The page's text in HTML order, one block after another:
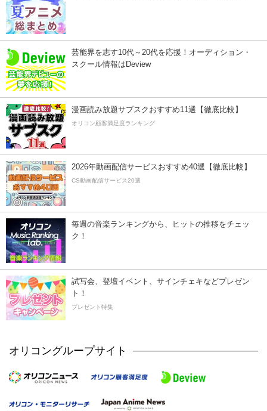
芸能界を志す10代～20代を応援！オーディション・
スクール情報はDeview
漫画読み放題サブスクおすすめ11選【徹底比較】
オリコン顧客満足度ランキング
2026年動画配信サービスおすすめ40選【徹底比較】
CS動画配信サービス20選
毎週の音楽ランキングから、ヒットの推移をチェッ
ク！
試写会、登壇イベント、サインチェキなどプレゼン
ト！
プレゼント特集
オリコングループサイト